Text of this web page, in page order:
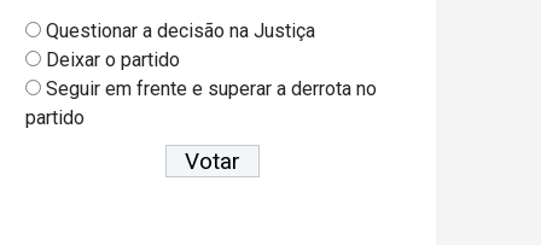
Questionar a decisão na Justiça
Deixar o partido
Seguir em frente e superar a derrota no
partido